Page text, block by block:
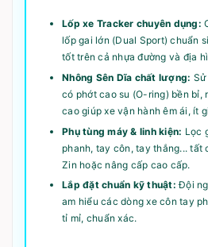
Lốp xe Tracker chuyên dụng:
lốp gai lớn (Dual Sport) chuẩn
tốt trên cả nhựa đường và địa
Nhông Sên Dĩa chất lượng: Sử
có phớt cao su (O-ring) bền bỉ,
cao giúp xe vận hành êm ái, ít
Phụ tùng máy & linh kiện: Lọc
phanh, tay côn, tay thắng... tất
Zin hoặc nâng cấp cao cấp.
Lắp đặt chuẩn kỹ thuật: Đội
am hiểu các dòng xe côn tay
tỉ mỉ, chuẩn xác.